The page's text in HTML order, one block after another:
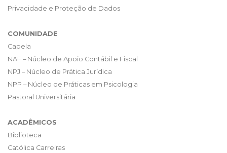
Privacidade e Proteção de Dados
COMUNIDADE
Capela
NAF – Núcleo de Apoio Contábil e Fiscal
NPJ – Núcleo de Prática Jurídica
NPP – Núcleo de Práticas em Psicologia
Pastoral Universitária
ACADÊMICOS
Biblioteca
Católica Carreiras